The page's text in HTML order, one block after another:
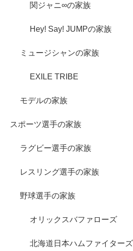
関ジャニ∞の家族
Hey! Say! JUMPの家族
ミュージシャンの家族
EXILE TRIBE
モデルの家族
スポーツ選手の家族
ラグビー選手の家族
レスリング選手の家族
野球選手の家族
オリックスバファローズ
北海道日本ハムファイターズ